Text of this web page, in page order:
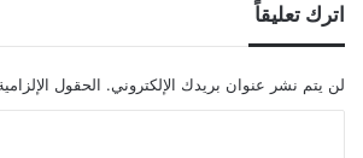
اترك تعليقاً
لن يتم نشر عنوان بريدك الإلكتروني. الحقول